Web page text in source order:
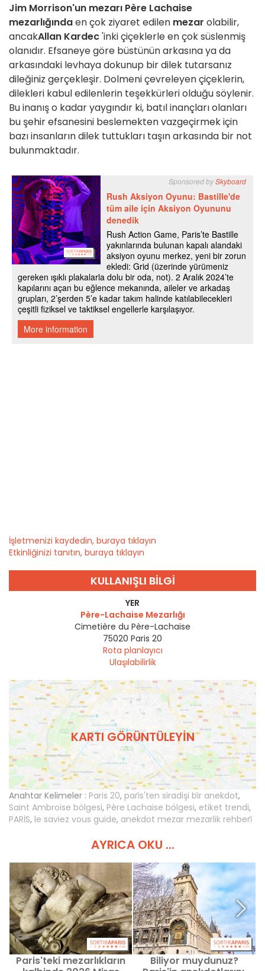
Jim Morrison'un mezarı Père Lachaise
mezarlığındaen çok ziyaret edilen mezar olabilir,
ancakAllan Kardec'inki çiçeklerle en çok süslenmiş
olanıdır. Efsaneye göre büstünün arkasına ya da
arkasındaki levhaya dokunup bir dilek tutarsanız
dileğiniz gerçekleşir. Dolmeni çevreleyen çiçeklerin,
dilekleri kabul edilenlerin teşekkürleri olduğu söylenir.
Bu inanış o kadar yaygındır ki, batıl inançları olanları
bu şehir efsanesini beslemekten vazgeçirmek için
bazı insanların dilek tuttukları taşın arkasında bir not
bulunmaktadır.
İşletmenizi kaydedin, buraya tıklayın
Etkinliğinizi tanıtın, buraya tıklayın
KULLANIŞLI BILGI
YER
Père-Lachaise Mezarlığı
Cimetière du Père-Lachaise
75020 Paris 20
Rota planlayıcı
Ulaşılabilirlik
KARTI GÖRÜNTÜLEYIN
Anahtar Kelimeler : Paris 20, pari̇s'ten siradişi bi̇r anekdot,
Saint Ambroise bölgesi, Père Lachaise bölgesi, etiket trendi,
PARİS, le saviez vous guide, anekdot mezar mezarlik rehberi̇
AYRICA OKU ...
Paris'teki mezarlıkların
Biliyor muydunuz?